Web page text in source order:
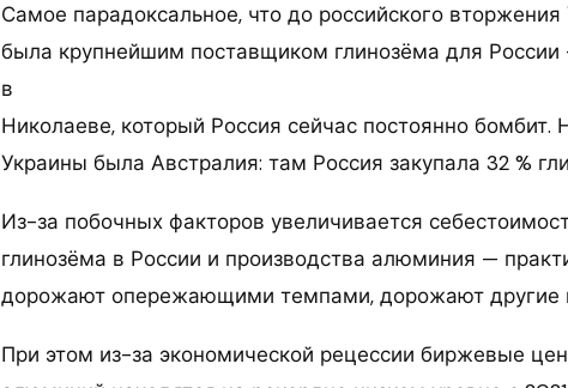
Самое парадоксальное, что до российского вторжения
была крупнейшим поставщиком глинозёма для России
в
Николаеве, который Россия сейчас постоянно бомбит.
Украины была Австралия: там Россия закупала 32 %
Из-за побочных факторов увеличивается
глинозёма в России и производства алюминия —
дорожают опережающими темпами, дорожают другие
При этом из-за экономической рецессии биржевые